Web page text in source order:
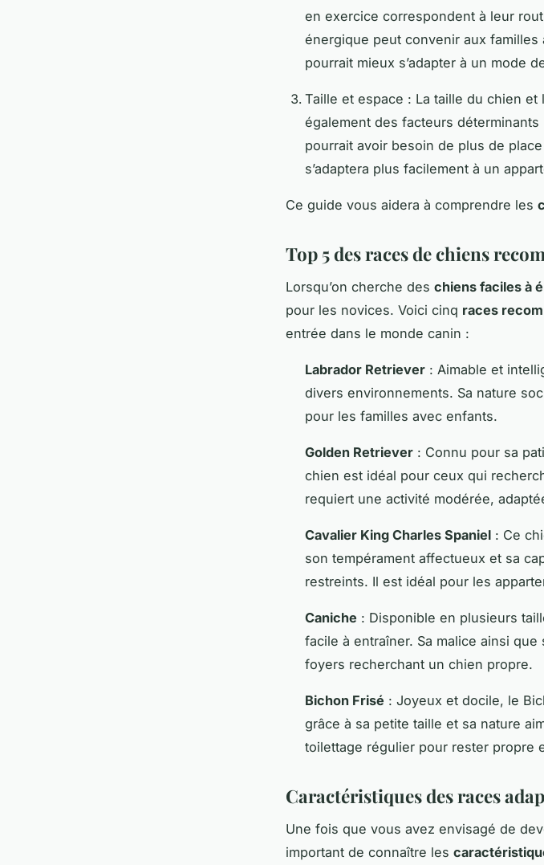
en exercice correspondent à leur
énergique peut convenir aux familles
pourrait mieux s’adapter à un mode
Taille et espace : La taille du chien et
également des facteurs
pourrait avoir besoin de plus de
s’adaptera plus facilement à un
Ce guide vous aidera à comprendre les
Top 5 des races de chiens
Lorsqu’on cherche des chiens faciles à
pour les novices. Voici cinq races
entrée dans le monde canin :
Labrador Retriever : Aimable et
divers environnements. Sa nature
pour les familles avec enfants.
Golden Retriever : Connu pour sa
chien est idéal pour ceux qui
requiert une activité modérée,
Cavalier King Charles Spaniel : Ce
son tempérament affectueux et sa
restreints. Il est idéal pour les
Caniche : Disponible en plusieurs
facile à entraîner. Sa malice ainsi
foyers recherchant un chien propre.
Bichon Frisé : Joyeux et docile, le
grâce à sa petite taille et sa nature
toilettage régulier pour rester propre
Caractéristiques des races
Une fois que vous avez envisagé de
important de connaître les